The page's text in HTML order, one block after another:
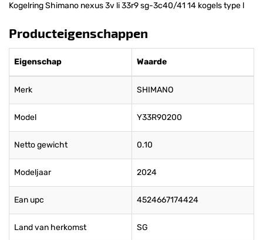
Kogelring Shimano nexus 3v li 33r9 sg-3c40/41 14 kogels type l
Producteigenschappen
Eigenschap Waarde
Merk SHIMANO
Model Y33R90200
Netto gewicht 0.10
Modeljaar 2024
Ean upc 4524667174424
Land van herkomst SG